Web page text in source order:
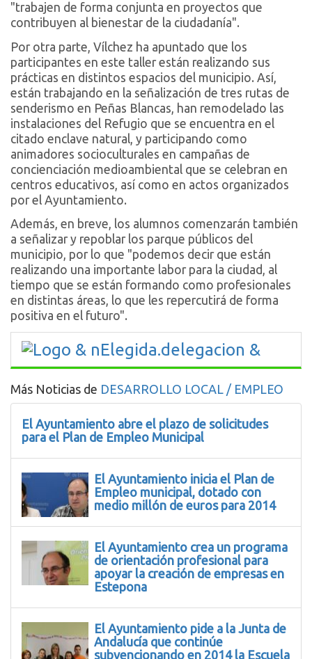
"trabajen de forma conjunta en proyectos que
contribuyen al bienestar de la ciudadanía".
Por otra parte, Vílchez ha apuntado que los
participantes en este taller están realizando sus
prácticas en distintos espacios del municipio. Así,
están trabajando en la señalización de tres rutas de
senderismo en Peñas Blancas, han remodelado las
instalaciones del Refugio que se encuentra en el
citado enclave natural, y participando como
animadores socioculturales en campañas de
concienciación medioambiental que se celebran en
centros educativos, así como en actos organizados
por el Ayuntamiento.
Además, en breve, los alumnos comenzarán también
a señalizar y repoblar los parque públicos del
municipio, por lo que "podemos decir que están
realizando una importante labor para la ciudad, al
tiempo que se están formando como profesionales
en distintas áreas, lo que les repercutirá de forma
positiva en el futuro".
Más Noticias de DESARROLLO LOCAL / EMPLEO
El Ayuntamiento abre el plazo de solicitudes
para el Plan de Empleo Municipal
El Ayuntamiento inicia el Plan de
Empleo municipal, dotado con
medio millón de euros para 2014
El Ayuntamiento crea un programa
de orientación profesional para
apoyar la creación de empresas en
Estepona
El Ayuntamiento pide a la Junta de
Andalucía que continúe
subvencionando en 2014 la Escuela